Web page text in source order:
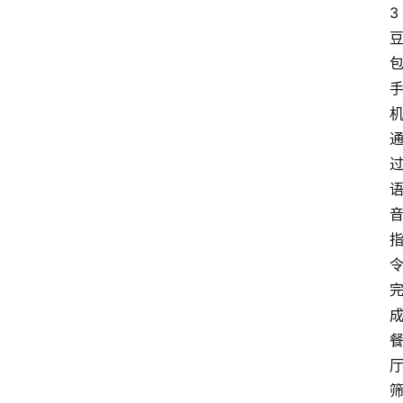
3
豆
包
手
机
通
过
语
音
指
令
完
成
餐
厅
筛